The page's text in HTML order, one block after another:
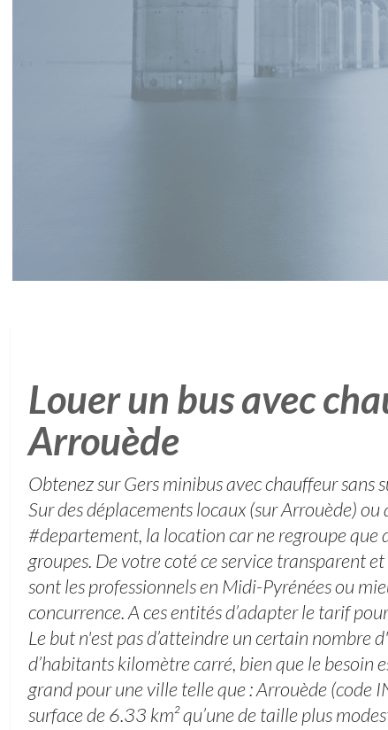
Louer un bus avec
Arrouède
Obtenez sur Gers minibus avec chauffeur sans
Sur des déplacements locaux (sur Arrouède)
#departement, la location car ne regroupe que
groupes. De votre coté ce service transparent
sont les professionnels en Midi-Pyrénées ou
concurrence. A ces entités d’adapter le tarif
Le but n'est pas d’atteindre un certain nombre
d’habitants kilomètre carré, bien que le besoin
grand pour une ville telle que : Arrouède (code
surface de 6.33 km² qu’une de taille plus